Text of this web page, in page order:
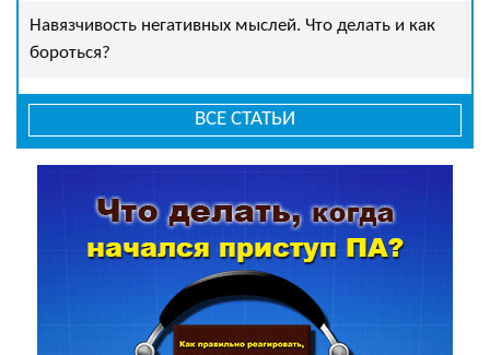
Навязчивость негативных мыслей. Что делать и как
бороться?
ВСЕ СТАТЬИ